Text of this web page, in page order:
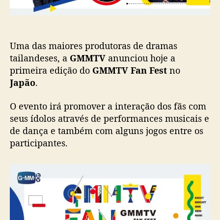
i
m
e
e
d
i
o
G
M
Uma das maiores produtoras de dramas
tailandeses, a GMMTV anunciou hoje a
primeira edição do GMMTV Fan Fest no
Japão.
O evento irá promover a interação dos fãs com
seus ídolos através de performances musicais e
de dança e também com alguns jogos entre os
participantes.